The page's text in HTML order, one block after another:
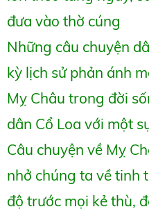
đưa vào thờ cúng
Những câu chuyện
kỳ lịch sử phản ánh
Mỵ Châu trong đời
dân Cổ Loa với một
Câu chuyện về Mỵ
nhở chúng ta về tinh
độ trước mọi kẻ thù,